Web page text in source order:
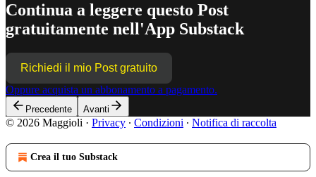
Continua a leggere questo Post
gratuitamente nell'App Substack
Richiedi il mio Post gratuito
Oppure acquista un abbonamento a pagamento.
Precedente Avanti
© 2026 Maggioli · Privacy ∙ Condizioni ∙ Notifica di raccolta
Crea il tuo Substack